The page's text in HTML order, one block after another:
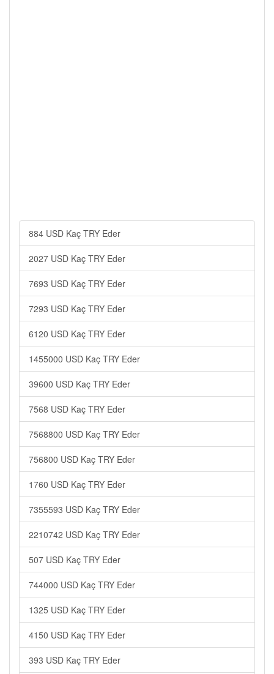
884 USD Kaç TRY Eder
2027 USD Kaç TRY Eder
7693 USD Kaç TRY Eder
7293 USD Kaç TRY Eder
6120 USD Kaç TRY Eder
1455000 USD Kaç TRY Eder
39600 USD Kaç TRY Eder
7568 USD Kaç TRY Eder
7568800 USD Kaç TRY Eder
756800 USD Kaç TRY Eder
1760 USD Kaç TRY Eder
7355593 USD Kaç TRY Eder
2210742 USD Kaç TRY Eder
507 USD Kaç TRY Eder
744000 USD Kaç TRY Eder
1325 USD Kaç TRY Eder
4150 USD Kaç TRY Eder
393 USD Kaç TRY Eder